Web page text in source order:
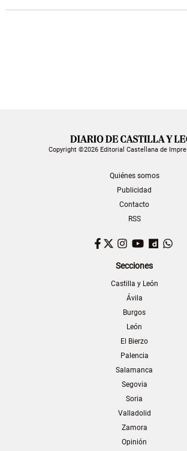
Copyright ©2026 Editorial Castellana de
Quiénes somos
Publicidad
Contacto
RSS
Facebook
TwitterInstagram
YouTube
Secciones
Castilla y León
Ávila
Burgos
León
El Bierzo
Palencia
Salamanca
Segovia
Soria
Valladolid
Zamora
Opinión